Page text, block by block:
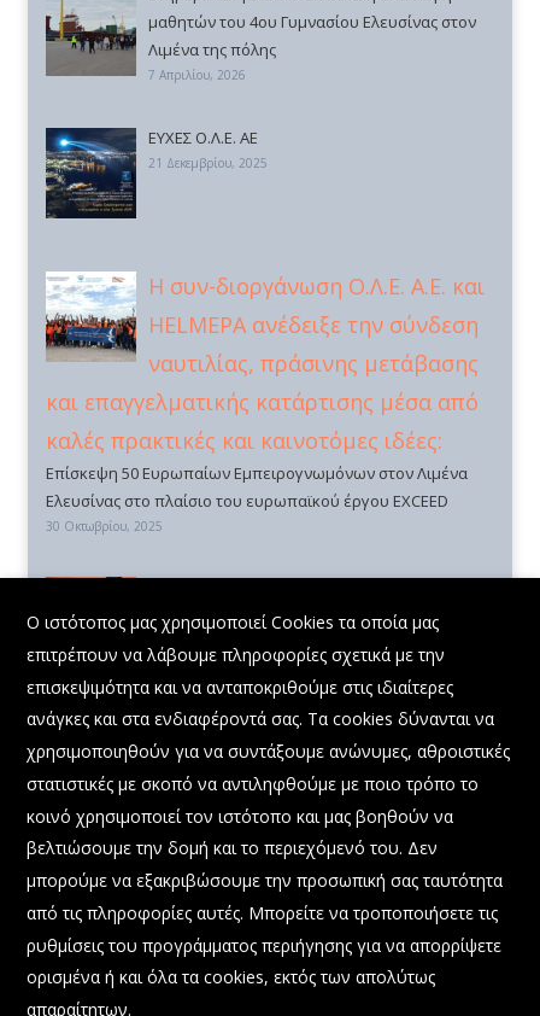
μαθητών του 4ου Γυμνασίου Ελευσίνας στον
Λιμένα της πόλης
7 Απριλίου, 2026
ΕΥΧΕΣ Ο.Λ.Ε. ΑΕ
21 Δεκεμβρίου, 2025
Η συν-διοργάνωση Ο.Λ.Ε. Α.Ε. και
HELMEPA ανέδειξε την σύνδεση
ναυτιλίας, πράσινης μετάβασης
και επαγγελματικής κατάρτισης μέσα από
καλές πρακτικές και καινοτόμες ιδέες:
Επίσκεψη 50 Ευρωπαίων Εμπειρογνωμόνων στον Λιμένα
Ελευσίνας στο πλαίσιο του ευρωπαϊκού έργου EXCEED
30 Οκτωβρίου, 2025
Συμμετοχή Διευθύνοντος Συμβούλου Ο.Λ.Ε. ΑΕ
στην εκδήλωση: «Η Δύναμη της Θάλασσας:
Προοπτικές και Ευκαιρίες για το Μέλλον»
22 Σεπτεμβρίου, 2025
@ 2023 All Rights Reserved.
Ο ιστότοπος μας χρησιμοποιεί Cookies τα οποία μας
επιτρέπουν να λάβουμε πληροφορίες σχετικά με την
επισκεψιμότητα και να ανταποκριθούμε στις ιδιαίτερες
ανάγκες και στα ενδιαφέροντά σας. Τα cookies δύνανται να
χρησιμοποιηθούν για να συντάξουμε ανώνυμες, αθροιστικές
στατιστικές με σκοπό να αντιληφθούμε με ποιο τρόπο το
κοινό χρησιμοποιεί τον ιστότοπο και μας βοηθούν να
βελτιώσουμε την δομή και το περιεχόμενό του. Δεν
μπορούμε να εξακριβώσουμε την προσωπική σας ταυτότητα
από τις πληροφορίες αυτές. Μπορείτε να τροποποιήσετε τις
ρυθμίσεις του προγράμματος περιήγησης για να απορρίψετε
ορισμένα ή και όλα τα cookies, εκτός των απολύτως
απαραίτητων.